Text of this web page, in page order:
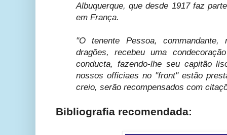
Albuquerque, que desde 1917 faz
em França.
"O tenente Pessoa,
dragões, recebeu uma
conducta, fazendo-lhe seu capitão
nossos officiaes no "front" estão
creio, serão recompensados com
Bibliografia recomendada: